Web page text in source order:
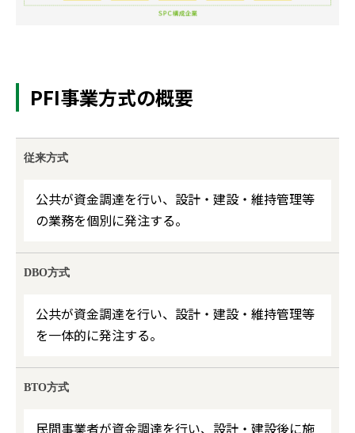
PFI事業方式の概要
従来方式
公共が資金調達を行い、設計・建設・維持管理等
の業務を個別に発注する。
DBO方式
公共が資金調達を行い、設計・建設・維持管理等
を一体的に発注する。
BTO方式
民間事業者が資金調達を行い、設計・建設後に施